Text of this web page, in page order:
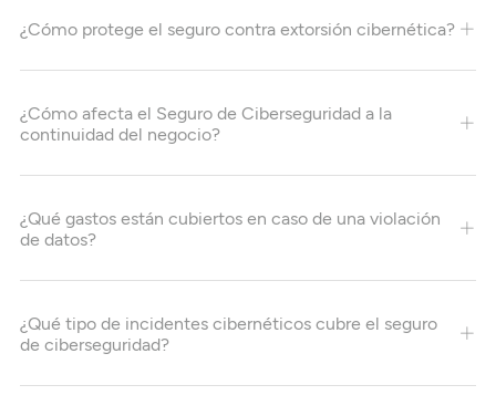
¿Cómo protege el seguro contra extorsión cibernética?
¿Cómo afecta el Seguro de Ciberseguridad a la
continuidad del negocio?
¿Qué gastos están cubiertos en caso de una violación
de datos?
¿Qué tipo de incidentes cibernéticos cubre el seguro
de ciberseguridad?